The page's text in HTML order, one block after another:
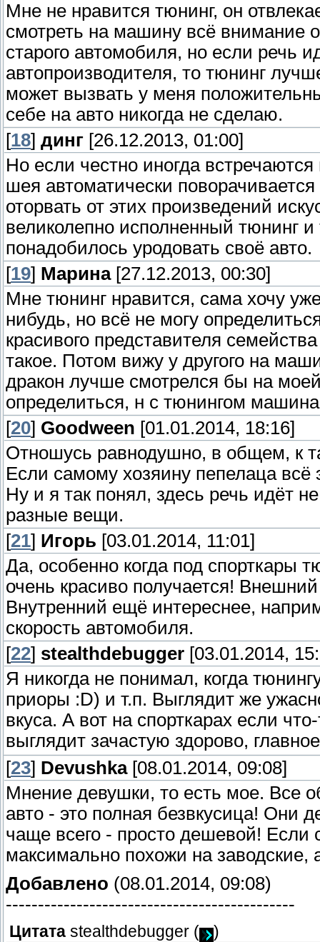
Мне не нравится тюнинг, он
смотреть на машину всё внимание
старого автомобиля, но если речь
автопроизводителя, то тюнинг
может вызвать у меня
себе на авто никогда не сделаю.
[18] динг [26.12.2013, 01:00]
Но если честно иногда
шея автоматически
оторвать от этих произведений
великолепно исполненный тюнинг
понадобилось уродовать своё авто.
[19] Марина[27.12.2013, 00:30]
Мне тюнинг нравится, сама хочу
нибудь, но всё не могу
красивого представителя
такое. Потом вижу у другого на
дракон лучше смотрелся бы на
определиться, н с тюнингом
[20] Goodween [01.01.2014, 18:16]
Отношусь равнодушно, в общем, к
Если самому хозяину пепелаца всё
Ну и я так понял, здесь речь идёт
разные вещи.
[21] Игорь [03.01.2014, 11:01]
Да, особенно когда под спорткары
очень красиво получается!
Внутренний ещё интереснее,
скорость автомобиля.
[22] stealthdebugger [03.01.2014,
Я никогда не понимал, когда
приоры :D) и т.п. Выглядит же
вкуса. А вот на спорткарах если
выглядит зачастую здорово,
[23] Devushka[08.01.2014, 09:08]
Мнение девушки, то есть мое. Все
авто - это полная безвкусица! Они
чаще всего - просто дешевой!
максимально похожи на заводские,
Добавлено (08.01.2014, 09:08)
---------------------------------------------
Цитата stealthdebugger (
)